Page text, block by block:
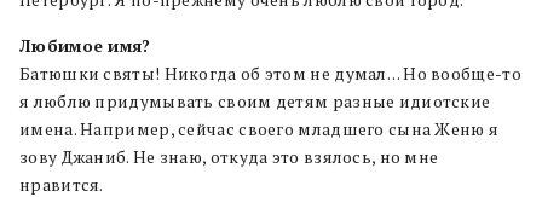
Любимое имя?
Батюшки святы! Никогда об этом не думал… Но вообще-то
я люблю придумывать своим детям разные идиотские
имена. Например, сейчас своего младшего сына Женю я
зову Джаниб. Не знаю, откуда это взялось, но мне
нравится.